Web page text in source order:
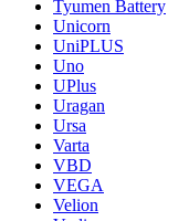
Tyumen Battery
Unicorn
UniPLUS
Uno
UPlus
Uragan
Ursa
Varta
VBD
VEGA
Velion